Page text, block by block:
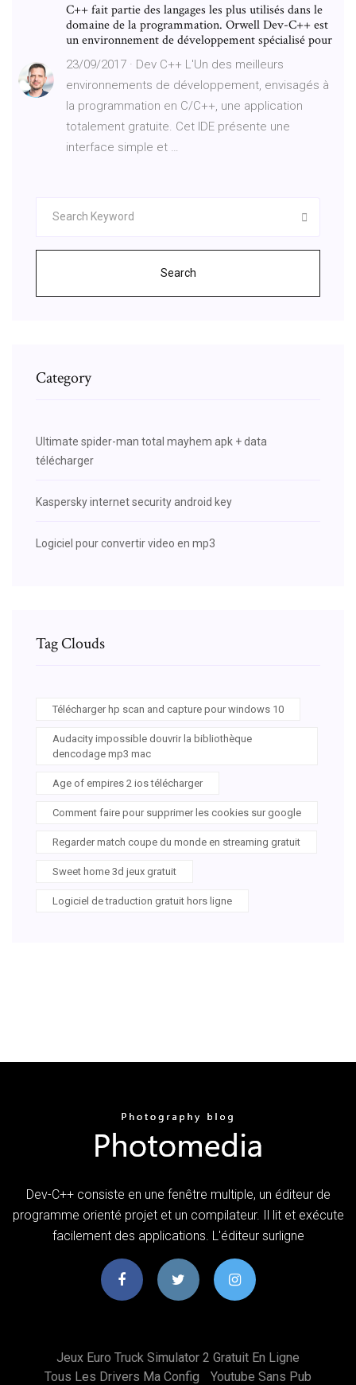
C++ fait partie des langages les plus utilisés dans le
domaine de la programmation. Orwell Dev-C++ est
un environnement de développement spécialisé pour
23/09/2017 · Dev C++ L'Un des meilleurs
environnements de développement, envisagés à
la programmation en C/C++, une application
totalement gratuite. Cet IDE présente une
interface simple et …
Search
Category
Ultimate spider-man total mayhem apk + data
télécharger
Kaspersky internet security android key
Logiciel pour convertir video en mp3
Tag Clouds
Télécharger hp scan and capture pour windows 10
Audacity impossible douvrir la bibliothèque
dencodage mp3 mac
Age of empires 2 ios télécharger
Comment faire pour supprimer les cookies sur google
Regarder match coupe du monde en streaming gratuit
Sweet home 3d jeux gratuit
Logiciel de traduction gratuit hors ligne
Dev-C++ consiste en une fenêtre multiple, un éditeur de
programme orienté projet et un compilateur. Il lit et exécute
facilement des applications. L'éditeur surligne
Jeux Euro Truck Simulator 2 Gratuit En Ligne
Tous Les Drivers Ma Config
Youtube Sans Pub